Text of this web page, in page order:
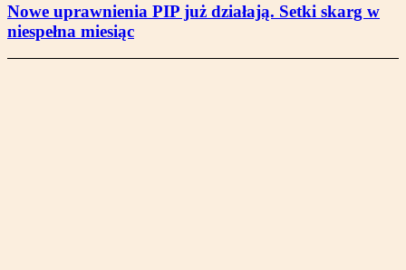
Nowe uprawnienia PIP już działają. Setki skarg w
niespełna miesiąc